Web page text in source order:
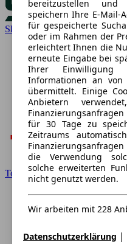
Skoda
Toyota
bereitzustellen
speichern Ihre E-Mail-
für gespeicherte
oder im Rahmen der
erleichtert Ihnen die
erneute Eingabe bei
Ihrer Einwilligung
Informationen an von
übermittelt. Einige
Anbietern
für 30 Tage zu
Zeitraums
die Verwendung
solche erweiterten
nicht genutzt werden.
Wir arbeiten mit 228
Datenschutzerklärung |